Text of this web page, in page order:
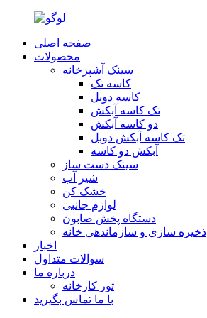
صفحه اصلی
محصولات
سینک آشپزخانه
کاسه تک
کاسه دوبل
تک کاسه آبکش
دو کاسه آبکش
تک کاسه آبکش دوبل
آبکش دو کاسه
سینک دست ساز
شير آب
خشک کن
لوازم جانبی
دستگاه پخش صابون
ذخیره سازی و سازماندهی خانه
اخبار
سوالات متداول
درباره ما
تور کارخانه
با ما تماس بگیرید